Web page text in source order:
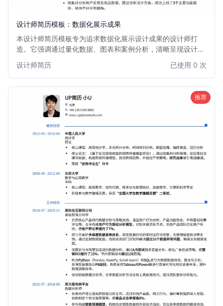
设计师简历模板：数据化展示成果
本设计师简历模板专为追求数据化展示设计成果的设计师打
造。它强调通过量化数据、图表和案例分析，清晰呈现设计项
果突出，帮助设计师在众多求职者中脱颖而出，直观展现其专
业能力和商业价值。适用于所有希望用数据说话的设计师，无
设计师简历 已使用 0 次
推荐